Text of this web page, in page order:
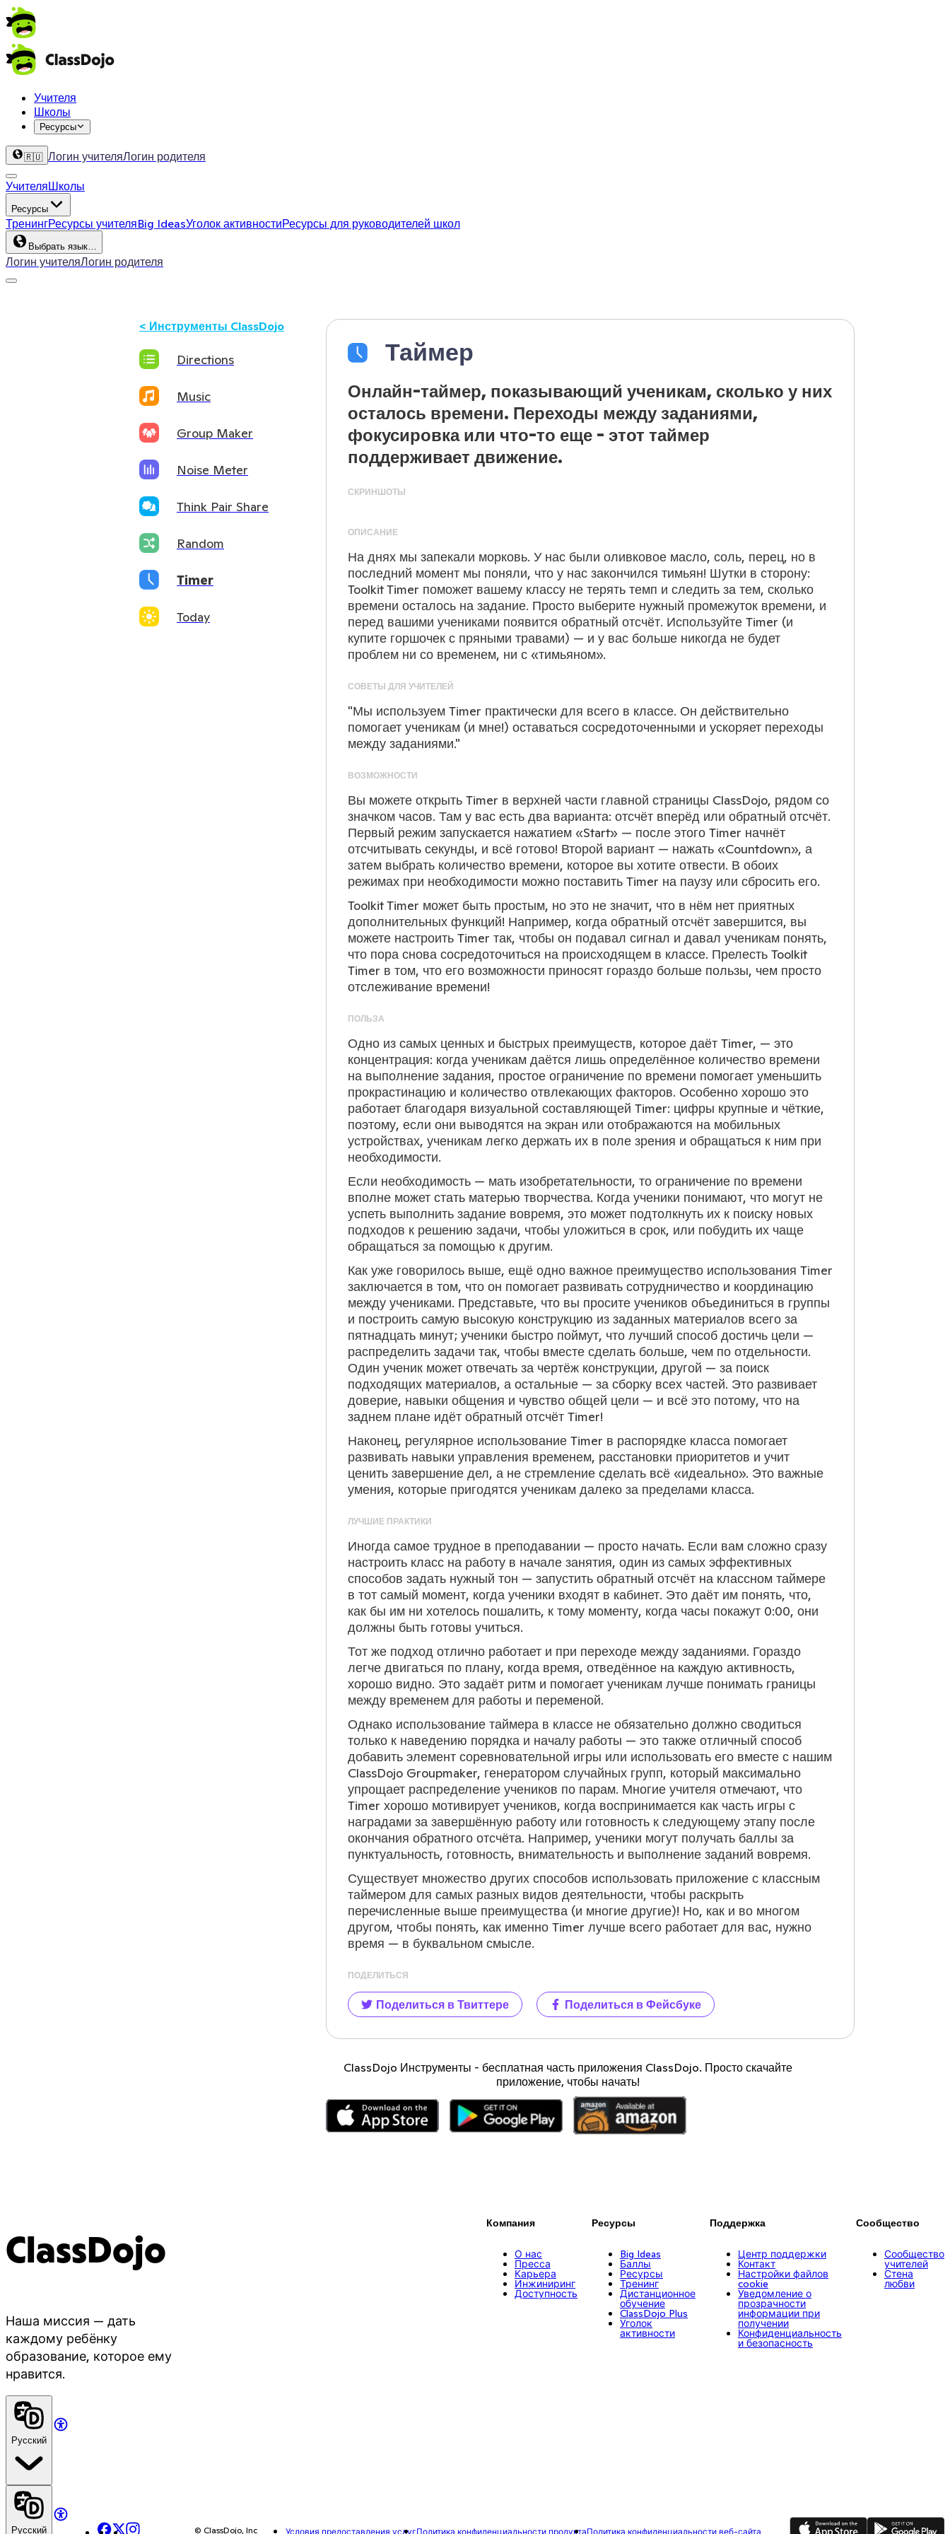
Учителя
Школы
Ресурсы
🇷🇺 Логин учителяЛогин родителя
УчителяШколы
Ресурсы
ТренингРесурсы учителяBig IdeasУголок активностиРесурсы для руководителей школ
Выбрать язык…
Логин учителяЛогин родителя
< Инструменты ClassDojo
Directions
Music
Group Maker
Noise Meter
Think Pair Share
Random
Timer
Today
Таймер
Онлайн-таймер, показывающий ученикам, сколько у них
осталось времени. Переходы между заданиями,
фокусировка или что-то еще - этот таймер
поддерживает движение.
СКРИНШОТЫ
ОПИСАНИЕ
На днях мы запекали морковь. У нас были оливковое масло, соль, перец, но в
последний момент мы поняли, что у нас закончился тимьян! Шутки в сторону:
Toolkit Timer поможет вашему классу не терять темп и следить за тем, сколько
времени осталось на задание. Просто выберите нужный промежуток времени, и
перед вашими учениками появится обратный отсчёт. Используйте Timer (и
купите горшочек с пряными травами) — и у вас больше никогда не будет
проблем ни со временем, ни с «тимьяном».
СОВЕТЫ ДЛЯ УЧИТЕЛЕЙ
"Мы используем Timer практически для всего в классе. Он действительно
помогает ученикам (и мне!) оставаться сосредоточенными и ускоряет переходы
между заданиями."
ВОЗМОЖНОСТИ
Вы можете открыть Timer в верхней части главной страницы ClassDojo, рядом со
значком часов. Там у вас есть два варианта: отсчёт вперёд или обратный отсчёт.
Первый режим запускается нажатием «Start» — после этого Timer начнёт
отсчитывать секунды, и всё готово! Второй вариант — нажать «Countdown», а
затем выбрать количество времени, которое вы хотите отвести. В обоих
режимах при необходимости можно поставить Timer на паузу или сбросить его.
Toolkit Timer может быть простым, но это не значит, что в нём нет приятных
дополнительных функций! Например, когда обратный отсчёт завершится, вы
можете настроить Timer так, чтобы он подавал сигнал и давал ученикам понять,
что пора снова сосредоточиться на происходящем в классе. Прелесть Toolkit
Timer в том, что его возможности приносят гораздо больше пользы, чем просто
отслеживание времени!
ПОЛЬЗА
Одно из самых ценных и быстрых преимуществ, которое даёт Timer, — это
концентрация: когда ученикам даётся лишь определённое количество времени
на выполнение задания, простое ограничение по времени помогает уменьшить
прокрастинацию и количество отвлекающих факторов. Особенно хорошо это
работает благодаря визуальной составляющей Timer: цифры крупные и чёткие,
поэтому, если они выводятся на экран или отображаются на мобильных
устройствах, ученикам легко держать их в поле зрения и обращаться к ним при
необходимости.
Если необходимость — мать изобретательности, то ограничение по времени
вполне может стать матерью творчества. Когда ученики понимают, что могут не
успеть выполнить задание вовремя, это может подтолкнуть их к поиску новых
подходов к решению задачи, чтобы уложиться в срок, или побудить их чаще
обращаться за помощью к другим.
Как уже говорилось выше, ещё одно важное преимущество использования Timer
заключается в том, что он помогает развивать сотрудничество и координацию
между учениками. Представьте, что вы просите учеников объединиться в группы
и построить самую высокую конструкцию из заданных материалов всего за
пятнадцать минут; ученики быстро поймут, что лучший способ достичь цели —
распределить задачи так, чтобы вместе сделать больше, чем по отдельности.
Один ученик может отвечать за чертёж конструкции, другой — за поиск
подходящих материалов, а остальные — за сборку всех частей. Это развивает
доверие, навыки общения и чувство общей цели — и всё это потому, что на
заднем плане идёт обратный отсчёт Timer!
Наконец, регулярное использование Timer в распорядке класса помогает
развивать навыки управления временем, расстановки приоритетов и учит
ценить завершение дел, а не стремление сделать всё «идеально». Это важные
умения, которые пригодятся ученикам далеко за пределами класса.
ЛУЧШИЕ ПРАКТИКИ
Иногда самое трудное в преподавании — просто начать. Если вам сложно сразу
настроить класс на работу в начале занятия, один из самых эффективных
способов задать нужный тон — запустить обратный отсчёт на классном таймере
в тот самый момент, когда ученики входят в кабинет. Это даёт им понять, что,
как бы им ни хотелось пошалить, к тому моменту, когда часы покажут 0:00, они
должны быть готовы учиться.
Тот же подход отлично работает и при переходе между заданиями. Гораздо
легче двигаться по плану, когда время, отведённое на каждую активность,
хорошо видно. Это задаёт ритм и помогает ученикам лучше понимать границы
между временем для работы и переменой.
Однако использование таймера в классе не обязательно должно сводиться
только к наведению порядка и началу работы — это также отличный способ
добавить элемент соревновательной игры или использовать его вместе с нашим
ClassDojo Groupmaker, генератором случайных групп, который максимально
упрощает распределение учеников по парам. Многие учителя отмечают, что
Timer хорошо мотивирует учеников, когда воспринимается как часть игры с
наградами за завершённую работу или готовность к следующему этапу после
окончания обратного отсчёта. Например, ученики могут получать баллы за
пунктуальность, готовность, внимательность и выполнение заданий вовремя.
Существует множество других способов использовать приложение с классным
таймером для самых разных видов деятельности, чтобы раскрыть
перечисленные выше преимущества (и многие другие)! Но, как и во многом
другом, чтобы понять, как именно Timer лучше всего работает для вас, нужно
время — в буквальном смысле.
ПОДЕЛИТЬСЯ
Поделиться в Твиттере Поделиться в Фейсбуке
ClassDojo Инструменты - бесплатная часть приложения ClassDojo. Просто скачайте
приложение, чтобы начать!
ClassDojo
Наша миссия — дать
каждому ребёнку
образование, которое ему
нравится.
Русский
Компания
О нас
Пресса
Карьера
Инжиниринг
Доступность
Ресурсы
Big Ideas
Баллы
Ресурсы
Тренинг
Дистанционное
обучение
ClassDojo Plus
Уголок
активности
Поддержка
Центр поддержки
Контакт
Настройки файлов
cookie
Уведомление о
прозрачности
информации при
получении
Конфиденциальность
и безопасность
Сообщество
Сообщество
учителей
Стена
любви
Русский Facebook
X Instagram © ClassDojo, Inc Условия предоставления услугПолитика конфиденциальности продуктаПолитика конфиденциальности веб-сайта
App Store Google Play